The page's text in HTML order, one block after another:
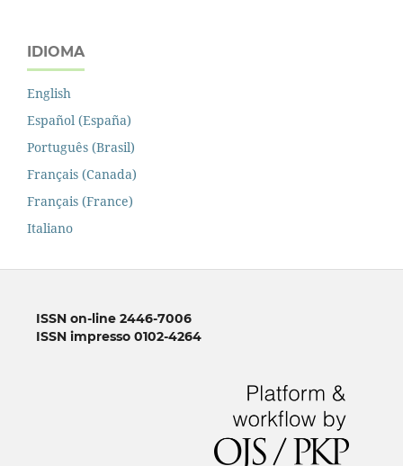
IDIOMA
English
Español (España)
Português (Brasil)
Français (Canada)
Français (France)
Italiano
ISSN on-line 2446-7006
ISSN impresso 0102-4264